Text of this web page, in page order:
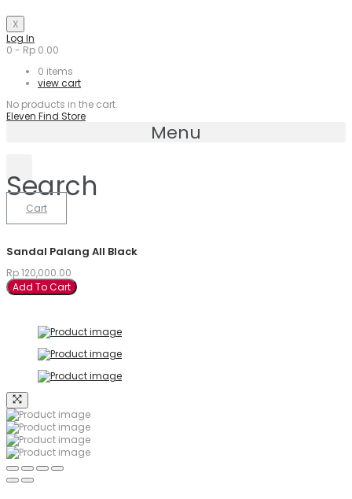
X
Log In
0 - Rp 0.00
0 items
view cart
No products in the cart.
Eleven Find Store
Menu
Search
Cart
Sandal Palang All Black
Rp120,000.00
Add To Cart